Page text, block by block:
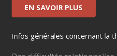
EN SAVOIR PLUS
Infos générales concernant la